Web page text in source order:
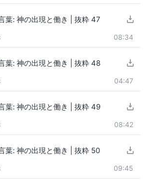
葉: 神の出現と働き | 抜粋 47
08:34
葉: 神の出現と働き | 抜粋 48
04:47
葉: 神の出現と働き | 抜粋 49
08:42
葉: 神の出現と働き | 抜粋 50
09:45